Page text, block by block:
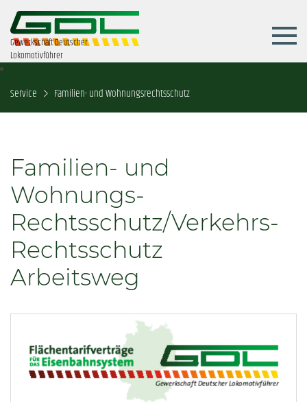
Gewerkschaft Deutscher
Lokomotivführer
Service Familien- und Wohnungsrechtsschutz
Familien- und
Wohnungs-
Rechtsschutz/Verkehrs-
Rechtsschutz
Arbeitsweg